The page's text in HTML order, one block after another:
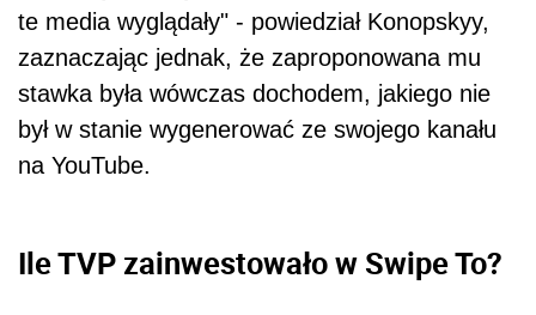
te media wyglądały" - powiedział Konopskyy,
zaznaczając jednak, że zaproponowana mu
stawka była wówczas dochodem, jakiego nie
był w stanie wygenerować ze swojego kanału
na YouTube.
Ile TVP zainwestowało w Swipe To?